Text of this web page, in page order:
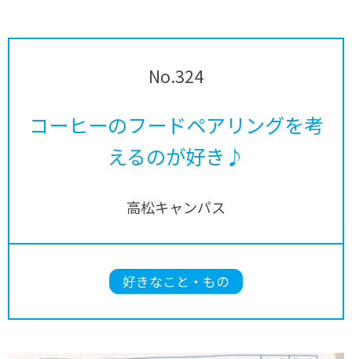
No.324
コーヒーのフードペアリングを考
えるのが好き♪
高松キャンパス
好きなこと・もの